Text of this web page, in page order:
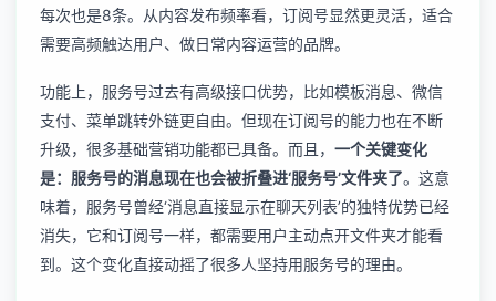
每次也是8条。从内容发布频率看，订阅号显然更灵活，适合
需要高频触达用户、做日常内容运营的品牌。
功能上，服务号过去有高级接口优势，比如模板消息、微信
支付、菜单跳转外链更自由。但现在订阅号的能力也在不断
升级，很多基础营销功能都已具备。而且， 一个关键变化
是：服务号的消息现在也会被折叠进‘服务号’文件夹了。这意
味着，服务号曾经‘消息直接显示在聊天列表’的独特优势已经
消失，它和订阅号一样，都需要用户主动点开文件夹才能看
到。这个变化直接动摇了很多人坚持用服务号的理由。